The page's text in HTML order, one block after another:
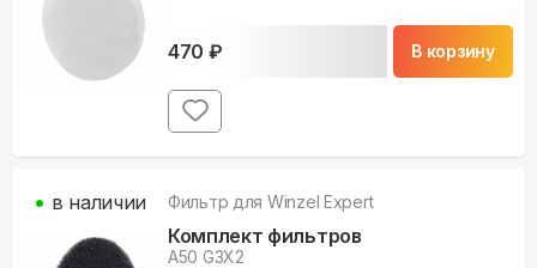
470 ₽ В корзину
Фильтр для Winzel Expert
Комплект фильтров
A50 G3X2
в наличии